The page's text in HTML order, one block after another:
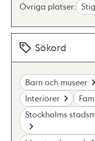
Övriga platser:
Sökord
Barn och museer
Interiörer
Stockholms